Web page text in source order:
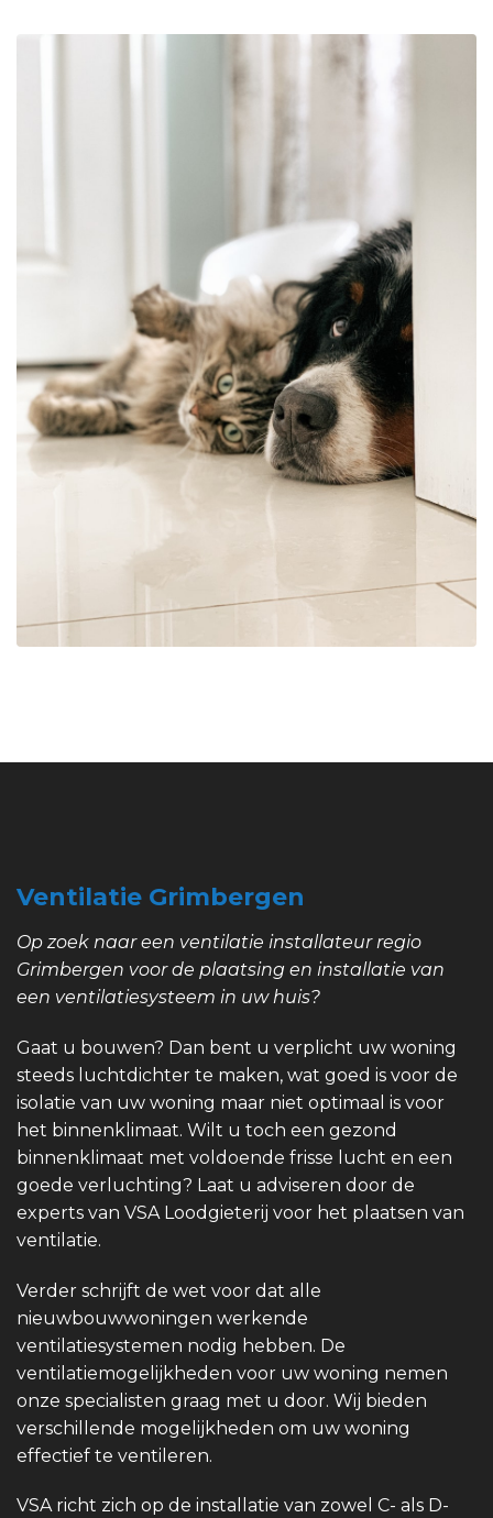
Ventilatie Grimbergen
Op zoek naar een ventilatie installateur regio
Grimbergen voor de plaatsing en installatie van
een ventilatiesysteem in uw huis?
Gaat u bouwen? Dan bent u verplicht uw woning
steeds luchtdichter te maken, wat goed is voor de
isolatie van uw woning maar niet optimaal is voor
het binnenklimaat. Wilt u toch een gezond
binnenklimaat met voldoende frisse lucht en een
goede verluchting? Laat u adviseren door de
experts van VSA Loodgieterij voor het plaatsen van
ventilatie.
Verder schrijft de wet voor dat alle
nieuwbouwwoningen werkende
ventilatiesystemen nodig hebben. De
ventilatiemogelijkheden voor uw woning nemen
onze specialisten graag met u door. Wij bieden
verschillende mogelijkheden om uw woning
effectief te ventileren.
VSA richt zich op de installatie van zowel C- als D-